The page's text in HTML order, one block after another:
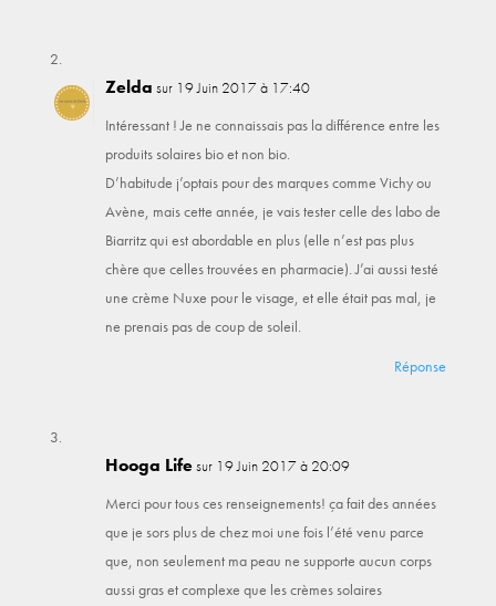
Zelda sur 19 Juin 2017 à 17:40
Intéressant ! Je ne connaissais pas la différence entre les
produits solaires bio et non bio.
D’habitude j’optais pour des marques comme Vichy ou
Avène, mais cette année, je vais tester celle des labo de
Biarritz qui est abordable en plus (elle n’est pas plus
chère que celles trouvées en pharmacie). J’ai aussi testé
une crème Nuxe pour le visage, et elle était pas mal, je
ne prenais pas de coup de soleil.
Réponse
Hooga Lifesur 19 Juin 2017 à 20:09
Merci pour tous ces renseignements! ça fait des années
que je sors plus de chez moi une fois l’été venu parce
que, non seulement ma peau ne supporte aucun corps
aussi gras et complexe que les crèmes solaires